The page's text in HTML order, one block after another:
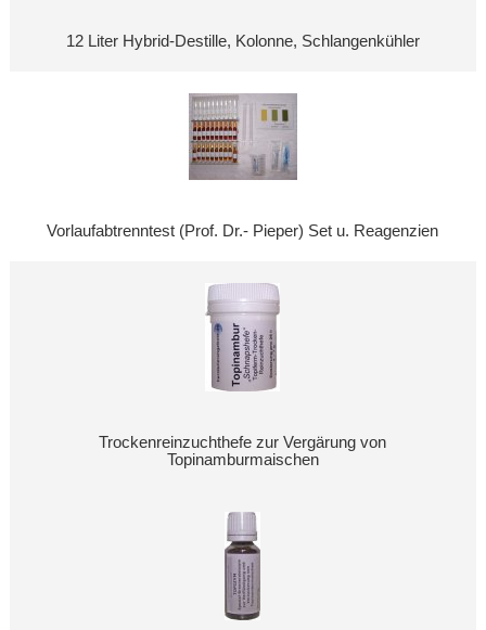
12 Liter Hybrid-Destille, Kolonne, Schlangenkühler
Vorlaufabtrenntest (Prof. Dr.- Pieper) Set u. Reagenzien
Trockenreinzuchthefe zur Vergärung von
Topinamburmaischen